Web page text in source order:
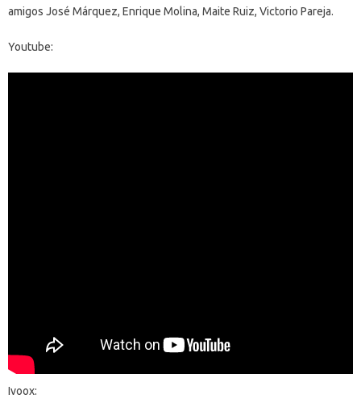
amigos José Márquez, Enrique Molina, Maite Ruiz, Victorio Pareja.
Youtube:
Ivoox: